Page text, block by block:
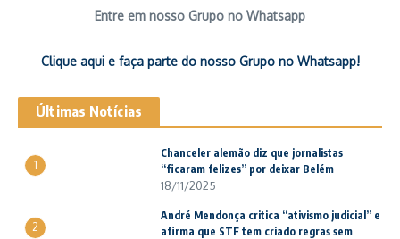
Entre em nosso Grupo no Whatsapp
Clique aqui e faça parte do nosso Grupo no Whatsapp!
Últimas Notícias
1
Chanceler alemão diz que jornalistas
“ficaram felizes” por deixar Belém
18/11/2025
2
André Mendonça critica “ativismo judicial” e
afirma que STF tem criado regras sem